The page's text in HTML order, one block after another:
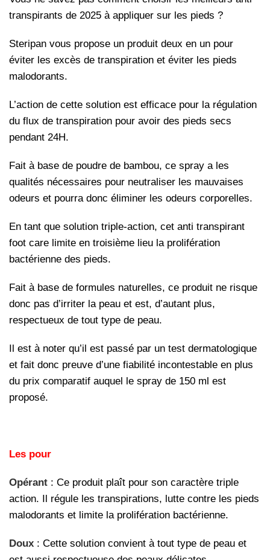
transpirants de 2025 à appliquer sur les pieds ?
Steripan vous propose un produit deux en un pour
éviter les excès de transpiration et éviter les pieds
malodorants.
L’action de cette solution est efficace pour la régulation
du flux de transpiration pour avoir des pieds secs
pendant 24H.
Fait à base de poudre de bambou, ce spray a les
qualités nécessaires pour neutraliser les mauvaises
odeurs et pourra donc éliminer les odeurs corporelles.
En tant que solution triple-action, cet anti transpirant
foot care limite en troisième lieu la prolifération
bactérienne des pieds.
Fait à base de formules naturelles, ce produit ne risque
donc pas d’irriter la peau et est, d’autant plus,
respectueux de tout type de peau.
Il est à noter qu’il est passé par un test dermatologique
et fait donc preuve d’une fiabilité incontestable en plus
du prix comparatif auquel le spray de 150 ml est
proposé.
Les pour
Opérant : Ce produit plaît pour son caractère triple
action. Il régule les transpirations, lutte contre les pieds
malodorants et limite la prolifération bactérienne.
Doux : Cette solution convient à tout type de peau et